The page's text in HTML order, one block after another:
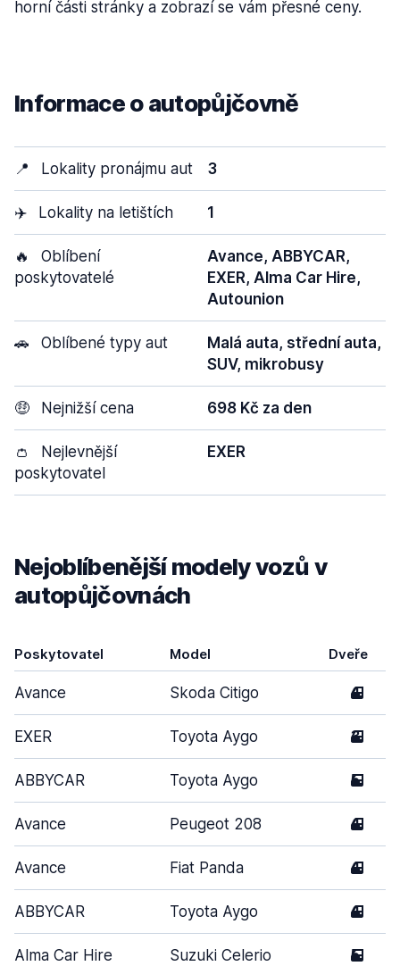
horní části stránky a zobrazí se vám přesné ceny.
Informace o autopůjčovně
📍 Lokality pronájmu aut 3
✈️ Lokality na letištích 1
🔥
Oblíbení
poskytovatelé
Avance, ABBYCAR,
EXER, Alma Car Hire,
Autounion
🚗 Oblíbené typy aut
Malá auta, střední auta,
SUV, mikrobusy
🤑 Nejnižší cena 698 Kč za den
👛
Nejlevnější
poskytovatel
EXER
Nejoblíbenější modely vozů v
autopůjčovnách
Poskytovatel Model Dveře
Avance Skoda Citigo 4
EXER Toyota Aygo 3
ABBYCAR Toyota Aygo 5
Avance Peugeot 208 4
Avance Fiat Panda 4
ABBYCAR Toyota Aygo 4
Alma Car Hire Suzuki Celerio 5